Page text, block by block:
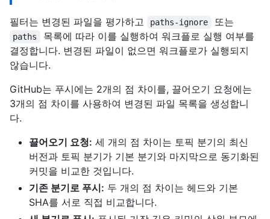
필터는 변경된 파일을 평가하고 paths-ignore 또는
paths
목록에 따라 이를 실행하여 워크플로 실행 여부를
결정합니다. 변경된 파일이 없으면 워크플로가 실행되지
않습니다.
GitHub는 푸시에는 2개의 점 차이를, 끌어오기 요청에는
3개의 점 차이를 사용하여 변경된 파일 목록을 생성합니
다.
끌어오기 요청: 세 개의 점 차이는 토픽 분기의 최신
버전과 토픽 분기가 기본 분기와 마지막으로 동기화된
커밋을 비교한 것입니다.
기존 분기로 푸시: 두 개의 점 차이는 헤드와 기본
SHA를 서로 직접 비교합니다.